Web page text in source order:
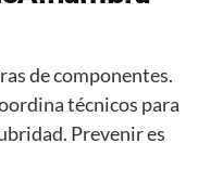
de componentes.
técnicos para
Prevenir es